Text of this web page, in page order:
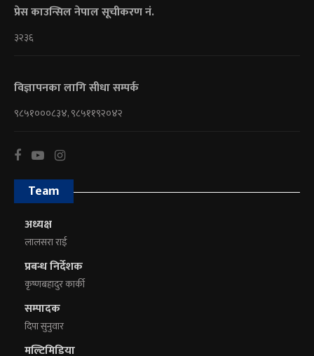
प्रेस काउन्सिल नेपाल सूचीकरण नं.
३२३६
विज्ञापनका लागि सीधा सम्पर्क
९८५१०००८३४, ९८५११९२०४२
Team
अध्यक्ष
लालसरा राई
प्रबन्ध निर्देशक
कृष्णबहादुर कार्की
सम्पादक
दिपा सुनुवार
मल्टिमिडिया